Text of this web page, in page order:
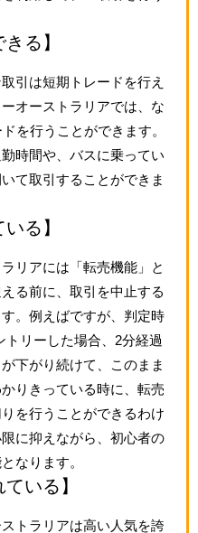
る】
引は短期トレードを行え
オーストラリアでは、な
を行うことができます。
時間や、バスに乗ってい
て取引することができま
る】
リアには「転売機能」と
る前に、取引を中止する
。例えばですが、判定時
トリーした場合、2分経過
下がり続けて、このまま
りきっている時に、転売
を行うことができるわけ
に抑えながら、初心者の
なります。
いる】
トラリアは高い人気を誇